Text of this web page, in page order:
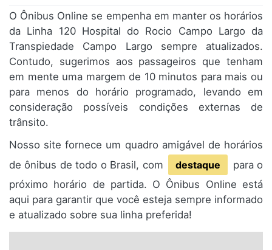
O Ônibus Online se empenha em manter os horários
da Linha 120 Hospital do Rocio Campo Largo da
Transpiedade Campo Largo sempre atualizados.
Contudo, sugerimos aos passageiros que tenham
em mente uma margem de 10 minutos para mais ou
para menos do horário programado, levando em
consideração possíveis condições externas de
trânsito.
Nosso site fornece um quadro amigável de horários
de ônibus de todo o Brasil, com
destaque
para o
próximo horário de partida. O Ônibus Online está
aqui para garantir que você esteja sempre informado
e atualizado sobre sua linha preferida!